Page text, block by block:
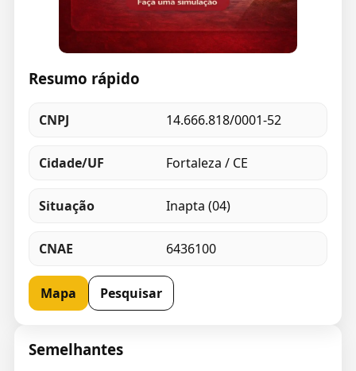
Resumo rápido
CNPJ 14.666.818/0001-52
Cidade/UF Fortaleza / CE
Situação Inapta (04)
CNAE 6436100
Mapa Pesquisar
Semelhantes